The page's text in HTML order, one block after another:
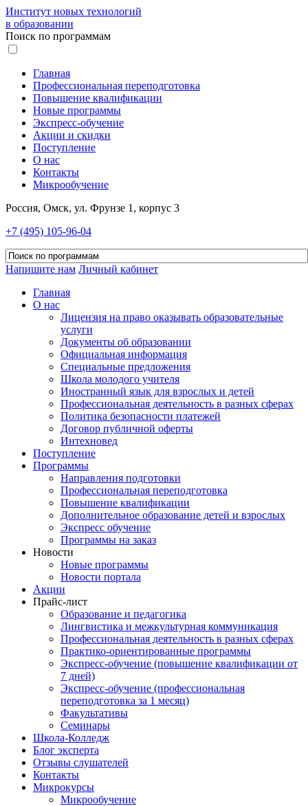
Институт новых технологий
в образовании
Поиск по программам
Главная
Профессиональная переподготовка
Повышение квалификации
Новые программы
Экспресс-обучение
Акции и скидки
Поступление
О нас
Контакты
Микрообучение
Россия, Омск, ул. Фрунзе 1, корпус 3
+7 (495) 105-96-04
Напишите нам Личный кабинет
Главная
О нас
Лицензия на право оказывать образовательные
услуги
Документы об образовании
Официальная информация
Специальные предложения
Школа молодого учителя
Иностранный язык для взрослых и детей
Профессиональная деятельность в разных сферах
Политика безопасности платежей
Договор публичной оферты
Интехновед
Поступление
Программы
Направления подготовки
Профессиональная переподготовка
Повышение квалификации
Дополнительное образование детей и взрослых
Экспресс обучение
Программы на заказ
Новости
Новые программы
Новости портала
Акции
Прайс-лист
Образование и педагогика
Лингвистика и межкультурная коммуникация
Профессиональная деятельность в разных сферах
Практико-ориентированные программы
Экспресс-обучение (повышение квалификации от
7 дней)
Экспресс-обучение (профессиональная
переподготовка за 1 месяц)
Факультативы
Семинары
Школа-Колледж
Блог эксперта
Отзывы слушателей
Контакты
Микрокурсы
Микрообучение